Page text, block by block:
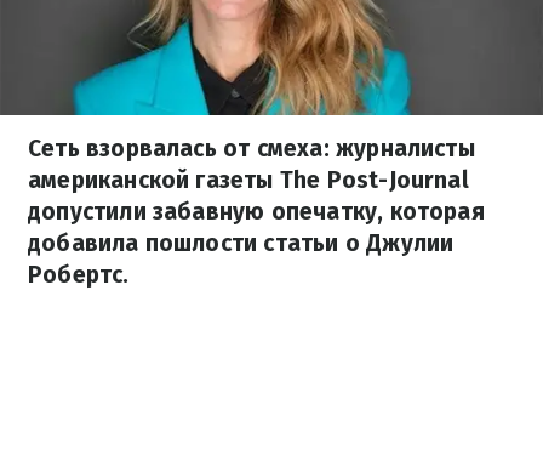
Сеть взорвалась от смеха: журналисты
американской газеты The Post-Journal
допустили забавную опечатку, которая
добавила пошлости статьи о Джулии
Робертс.